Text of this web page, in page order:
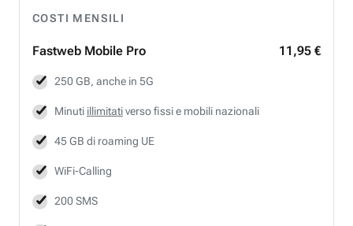
COSTI MENSILI
Fastweb Mobile Pro 11,95 €
250 GB, anche in 5G
Minuti illimitativerso fissi e mobili nazionali
45 GB di roaming UE
WiFi-Calling
200 SMS